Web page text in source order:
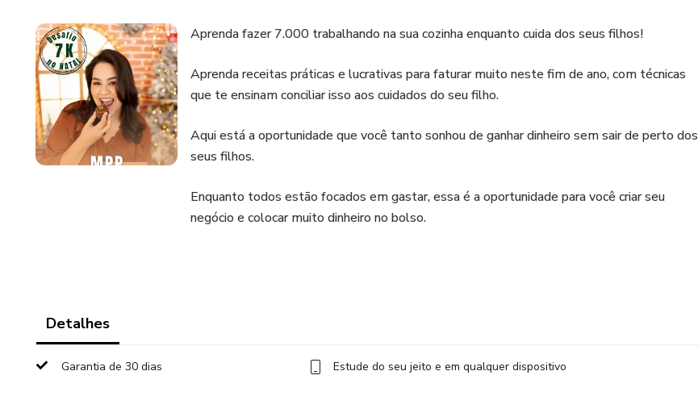
Aprenda fazer 7.000 trabalhando na sua cozinha enquanto cuida dos seus filhos!
Aprenda receitas práticas e lucrativas para faturar muito neste fim de ano, com técnicas
que te ensinam conciliar isso aos cuidados do seu filho.
Aqui está a oportunidade que você tanto sonhou de ganhar dinheiro sem sair de perto dos
seus filhos.
Enquanto todos estão focados em gastar, essa é a oportunidade para você criar seu
negócio e colocar muito dinheiro no bolso.
Detalhes
Garantia de 30 dias Estude do seu jeito e em qualquer dispositivo